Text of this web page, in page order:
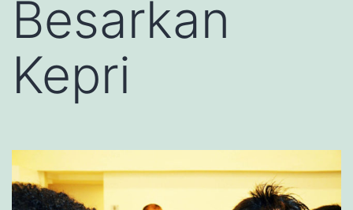
Besarkan
Kepri